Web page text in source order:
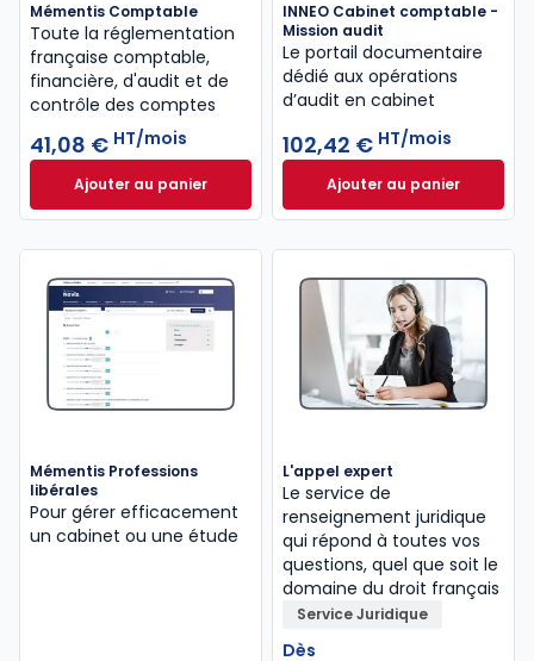
Mémentis Comptable
Toute la réglementation
française comptable,
financière, d'audit et de
contrôle des comptes
41,08 € HT/mois
Ajouter au panierMémentis Comptable à 41,08 € HT/mois
INNEO Cabinet comptable -
Mission audit
Le portail documentaire
dédié aux opérations
d’audit en cabinet
102,42 € HT/mois
Ajouter au panier
INNEO Cabinet
Mémentis Professions
libérales
Pour gérer efficacement
un cabinet ou une étude
L'appel expert
Le service de
renseignement juridique
qui répond à toutes vos
questions, quel que soit le
domaine du droit français
Service Juridique
Dès